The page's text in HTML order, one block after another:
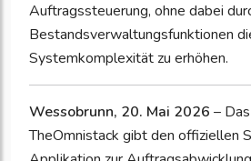
Auftragssteuerung, ohne dabei
Bestandsverwaltungsfunktionen
Systemkomplexität zu erhöhen.
Wessobrunn, 20. Mai 2026 –
TheOmnistack gibt den offiziellen